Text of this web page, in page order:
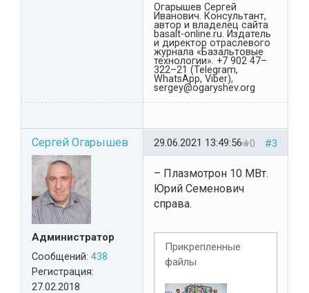
Огарышев Сергей
Иванович. Консультант,
автор и владелец сайта
basalt-online.ru. Издатель
и директор отраслевого
журнала «Базальтовые
технологии». +7 902 47–
322–21 (Telegram,
WhatsApp, Viber),
sergey@ogaryshev.org
Сергей Огарышев
Администратор
Сообщений: 438
Регистрация:
27.02.2018
#3
0
29.06.2021 13:49:56
– Плазмотрон 10 МВт.
Юрий Семенович
справа.
Прикрепленные
файлы